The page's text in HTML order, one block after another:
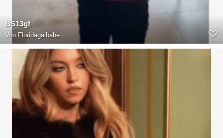
BS13gf
Von Floridagalbabe